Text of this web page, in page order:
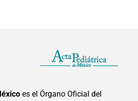
es el Órgano Oficial del